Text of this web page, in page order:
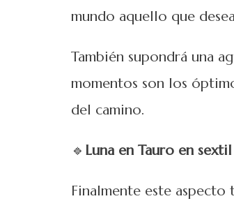
mundo aquello que
También supondrá una
momentos son los
del camino.
🔹 Luna en Tauro en
Finalmente este